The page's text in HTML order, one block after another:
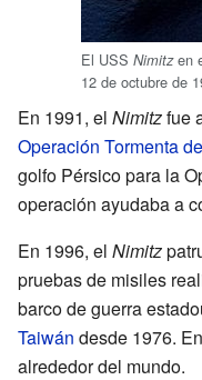
El USS Nimitzen
12 de octubre de
En 1991, el Nimitzfue
Operación Tormenta
golfo Pérsico para la
operación ayudaba a
En 1996, el Nimitz
pruebas de misiles
barco de guerra
Taiwán desde 1976.
alrededor del mundo.